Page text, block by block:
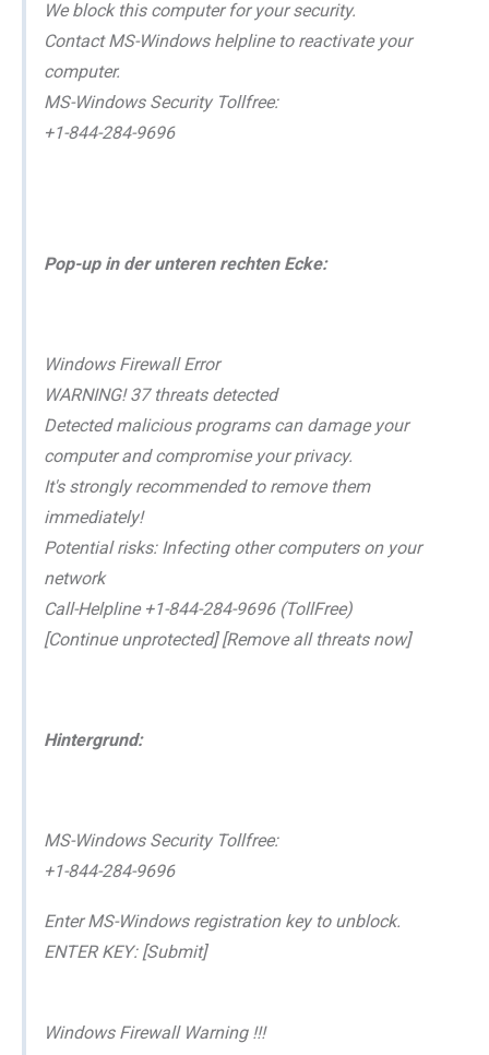
We block this computer for your security.
Contact MS-Windows helpline to reactivate your
computer.
MS-Windows Security Tollfree:
+1-844-284-9696
Pop-up in der unteren rechten Ecke:
Windows Firewall Error
WARNING! 37 threats detected
Detected malicious programs can damage your
computer and compromise your privacy.
It's strongly recommended to remove them
immediately!
Potential risks: Infecting other computers on your
network
Call-Helpline +1-844-284-9696 (TollFree)
[Continue unprotected] [Remove all threats now]
Hintergrund:
MS-Windows Security Tollfree:
+1-844-284-9696
Enter MS-Windows registration key to unblock.
ENTER KEY: [Submit]
Windows Firewall Warning !!!